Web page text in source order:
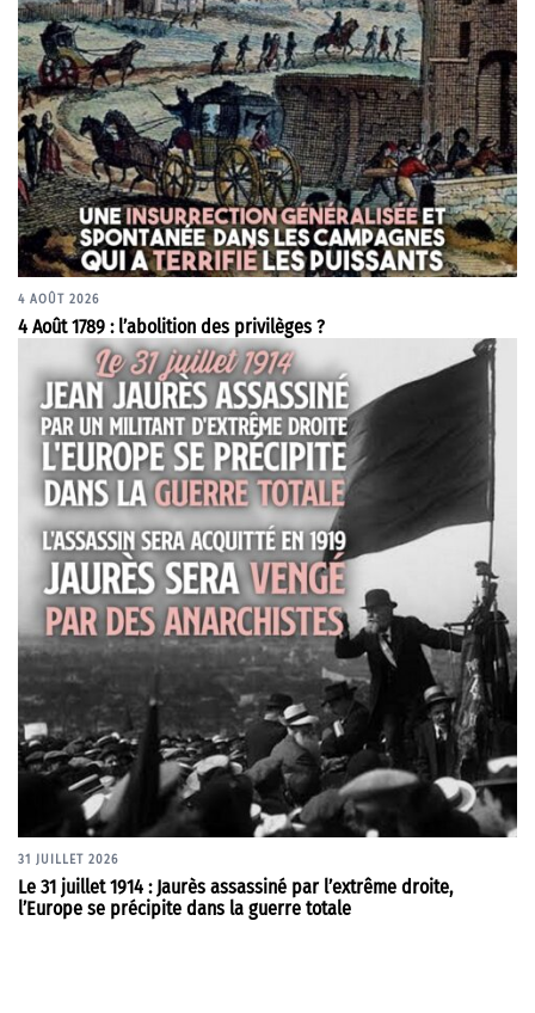
4 AOÛT 2026
4 Août 1789 : l’abolition des privilèges ?
31 JUILLET 2026
Le 31 juillet 1914 : Jaurès assassiné par l’extrême droite,
l’Europe se précipite dans la guerre totale